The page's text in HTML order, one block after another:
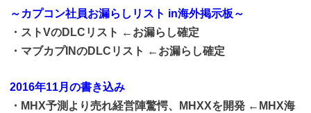
～カプコン社員お漏らしリスト in海外掲示板～
・ストVのDLCリスト ←お漏らし確定
・マブカプINのDLCリスト ←お漏らし確定
2016年11月の書き込み
・MHX予測より売れ経営陣驚愕、MHXXを開発 ←MHX海